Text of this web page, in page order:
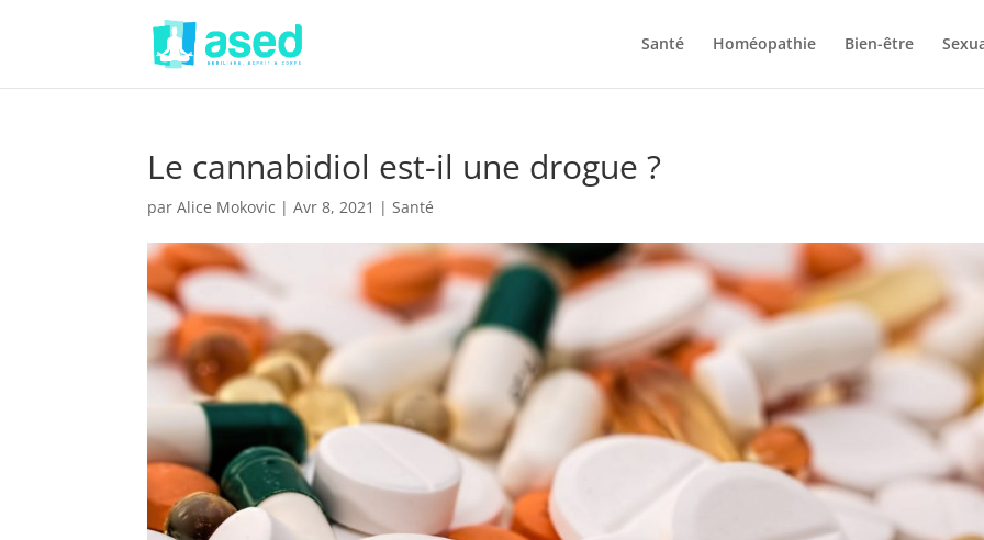
Santé Homéopathie Bien-être
Le cannabidiol est-il une drogue ?
parAlice Mokovic |Avr 8, 2021 |Santé